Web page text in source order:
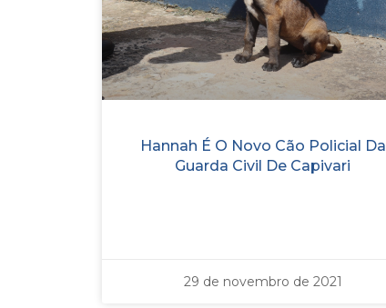
Hannah É O Novo Cão Policial Da
Guarda Civil De Capivari
29 de novembro de 2021